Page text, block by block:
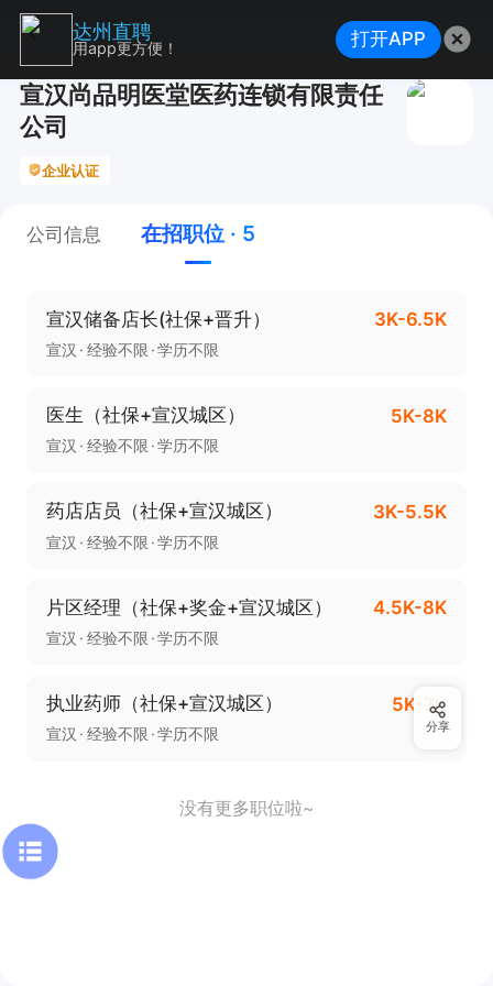
宣汉尚品明医堂医药连锁有限责任
公司
企业认证
公司信息 在招职位 · 5
宣汉储备店长(社保+晋升） 3K-6.5K
宣汉 经验不限 学历不限
医生（社保+宣汉城区） 5K-8K
宣汉 经验不限 学历不限
药店店员（社保+宣汉城区） 3K-5.5K
宣汉 经验不限 学历不限
片区经理（社保+奖金+宣汉城区） 4.5K-8K
宣汉 经验不限 学历不限
执业药师（社保+宣汉城区） 5K-7K
宣汉 经验不限 学历不限
没有更多职位啦~
分享
达州直聘
用app更方便！ 打开APP